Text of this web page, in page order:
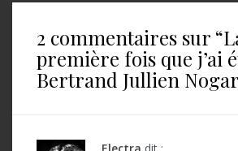
2 commentaires sur “
première fois que j’ai
Bertrand Jullien